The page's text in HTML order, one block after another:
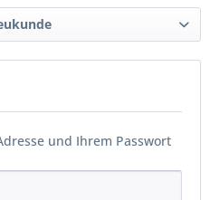
und Ihrem Passwort